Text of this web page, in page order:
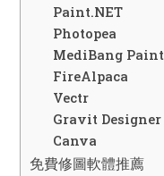
Paint.NET
Photopea
MediBang Paint
FireAlpaca
Vectr
Gravit Designer
Canva
免費修圖軟體推薦